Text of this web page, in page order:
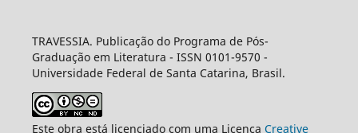
TRAVESSIA. Publicação do Programa de Pós-
Graduação em Literatura - ISSN 0101-9570 -
Universidade Federal de Santa Catarina, Brasil.
Este obra está licenciado com uma Licença Creative